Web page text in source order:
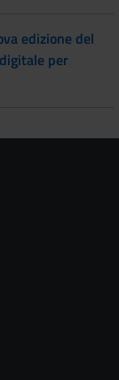
edizione del
per